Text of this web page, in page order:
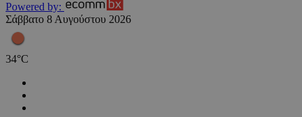
Powered by:
Σάββατο 8 Αυγούστου 2026
34°C